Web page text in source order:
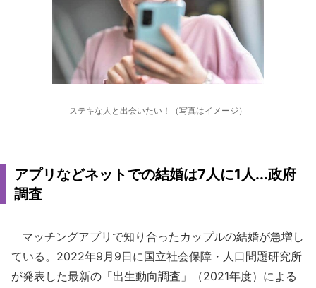
ステキな人と出会いたい！（写真はイメージ）
アプリなどネットでの結婚は7人に1人...政府
調査
マッチングアプリで知り合ったカップルの結婚が急増し
ている。2022年9月9日に国立社会保障・人口問題研究所
が発表した最新の「出生動向調査」（2021年度）による